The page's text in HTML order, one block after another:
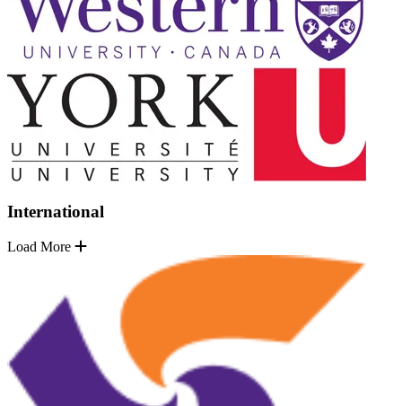
International
Load More